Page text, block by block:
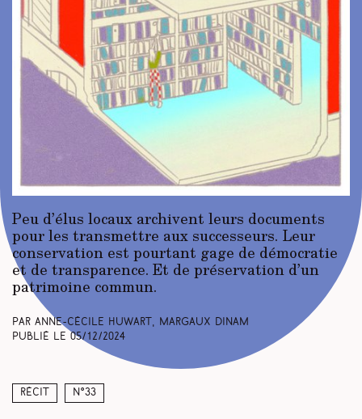
Peu d’élus locaux archivent leurs documents
pour les transmettre aux successeurs. Leur
conservation est pourtant gage de démocratie
et de transparence. Et de préservation d’un
patrimoine commun.
Par Anne-Cécile Huwart, Margaux Dinam
Publié le 05/12/2024
Récit N°33